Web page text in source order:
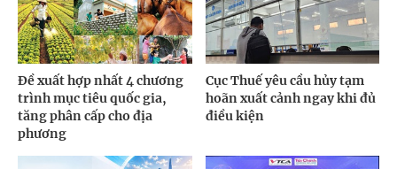
Đề xuất hợp nhất 4 chương
trình mục tiêu quốc gia,
tăng phân cấp cho địa
phương
Cục Thuế yêu cầu hủy tạm
hoãn xuất cảnh ngay khi đủ
điều kiện